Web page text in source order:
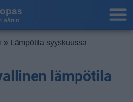
ääriin
» Lämpötila syyskuussa
lämpötila